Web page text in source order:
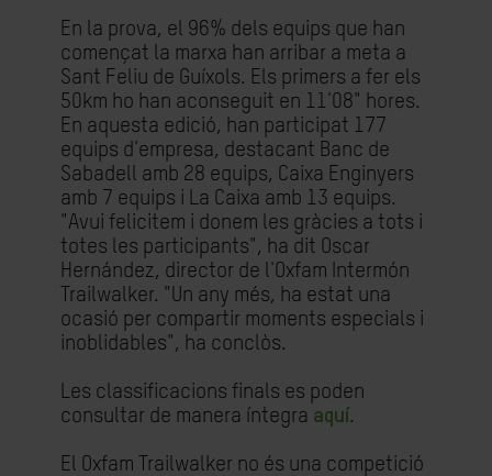
En la prova, el 96% dels equips que han
començat la marxa han arribar a meta a
Sant Feliu de Guíxols. Els primers a fer els
50km ho han aconseguit en 11'08" hores.
En aquesta edició, han participat 177
equips d'empresa, destacant Banc de
Sabadell amb 28 equips, Caixa Enginyers
amb 7 equips i La Caixa amb 13 equips.
"Avui felicitem i donem les gràcies a tots i
totes les participants", ha dit Oscar
Hernández, director de l'Oxfam Intermón
Trailwalker. "Un any més, ha estat una
ocasió per compartir moments especials i
inoblidables", ha conclòs.
Les classificacions finals es poden
consultar de manera íntegra aquí.
El Oxfam Trailwalker no és una competició